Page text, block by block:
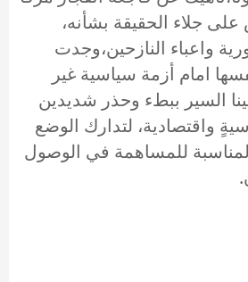
جلاء الحقيقة بشأنه،
واعباء النازحين،وجدت
امام أزمة سياسية غير
السير ببطء وحذر شديدين
واقتصادية، لتدارك الوضع
للمساهمة في الوصول